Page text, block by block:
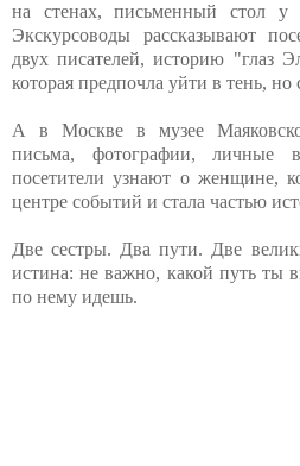
на стенах, письменный стол у
Экскурсоводы рассказывают
двух писателей, историю "глаз
которая предпочла уйти в тень, но
А в Москве в музее
письма, фотографии,
посетители узнают о женщине,
центре событий и стала частью
Две сестры. Два пути. Две
истина: не важно, какой путь ты
по нему идешь.